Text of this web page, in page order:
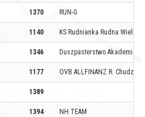
1370 RUN-G
1140 KS Rudnianka Rudna Wielka
1346 Duszpasterstwo
1177 OVB ALLFINANZ R.
1389
1394 NH TEAM